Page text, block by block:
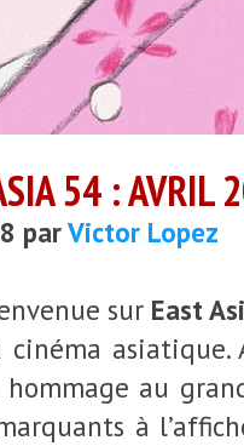
54 : AVRIL
parVictor Lopez
sur East
cinéma
hommage au
à